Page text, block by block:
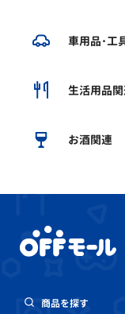
車用品･工
生活用品
お酒関連
商品を探す